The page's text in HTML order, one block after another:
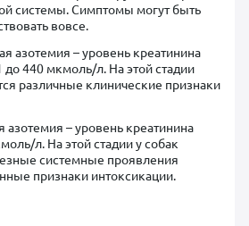
системы. Симптомы могут быть
вовсе.
азотемия – уровень креатинина
до 440 мкмоль/л. На этой стадии
различные клинические признаки
азотемия – уровень креатинина
л. На этой стадии у собак
системные проявления
признаки интоксикации.